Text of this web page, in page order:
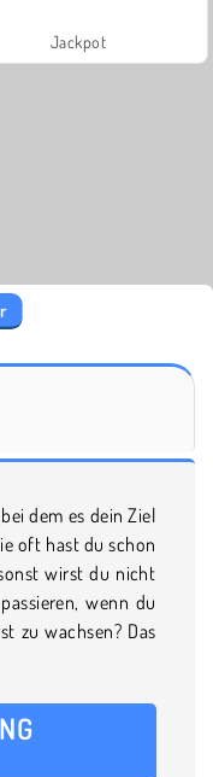
Jackpot
dem es dein Ziel
oft hast du schon
wirst du nicht
wenn du
zu wachsen? Das